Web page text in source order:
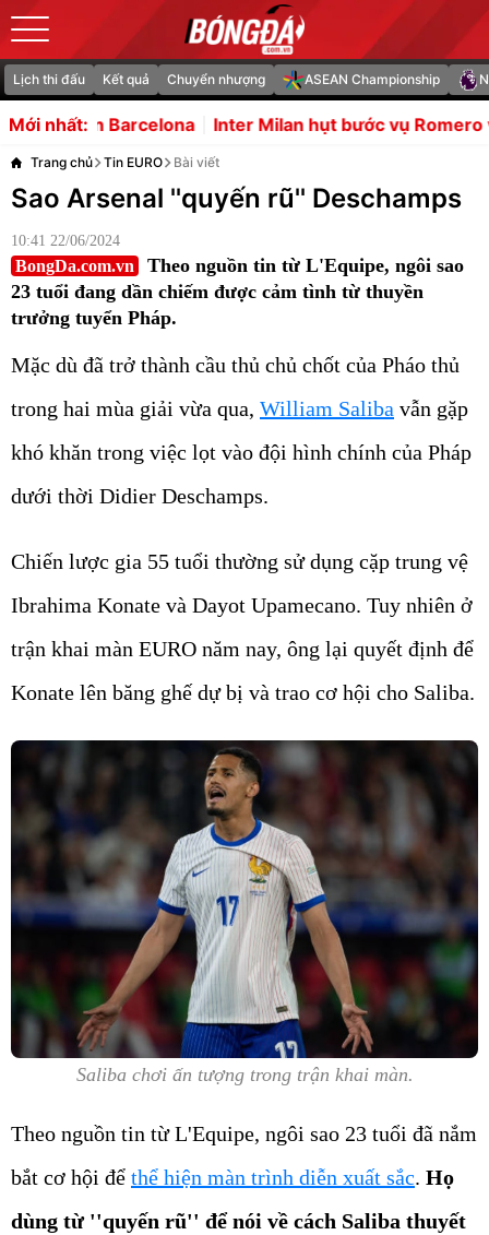
Lịch thi đấu Kết quả Chuyển nhượng ASEAN Championship
Mới nhất:
Inter Milan hụt bước vụ Romero vì chậm trễ bán
Trang chủ Tin EURO Bài viết
Sao Arsenal ''quyến rũ'' Deschamps
10:41 22/06/2024
BongDa.com.vn
Theo nguồn tin từ L'Equipe, ngôi sao
23 tuổi đang dần chiếm được cảm tình từ thuyền
trưởng tuyển Pháp.
Mặc dù đã trở thành cầu thủ chủ chốt của Pháo thủ
trong hai mùa giải vừa qua, William Saliba vẫn gặp
khó khăn trong việc lọt vào đội hình chính của Pháp
dưới thời Didier Deschamps.
Chiến lược gia 55 tuổi thường sử dụng cặp trung vệ
Ibrahima Konate và Dayot Upamecano. Tuy nhiên ở
trận khai màn EURO năm nay, ông lại quyết định để
Konate lên băng ghế dự bị và trao cơ hội cho Saliba.
Saliba chơi ấn tượng trong trận khai màn.
Theo nguồn tin từ L'Equipe, ngôi sao 23 tuổi đã nắm
bắt cơ hội để thể hiện màn trình diễn xuất sắc. Họ
dùng từ ''quyến rũ'' để nói về cách Saliba thuyết